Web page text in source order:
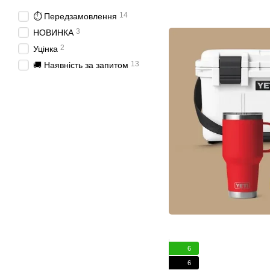
6
6
⏱️ Передзамовлення 14
НОВИНКА 3
Уцінка 2
🚚 Наявність за запитом 13